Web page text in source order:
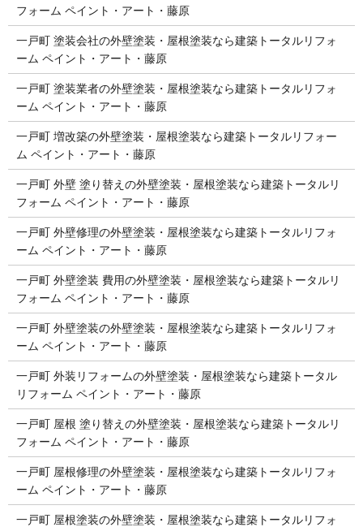
フォーム ペイント・アート・藤原
一戸町 塗装会社の外壁塗装・屋根塗装なら建築トータルリフォ
ーム ペイント・アート・藤原
一戸町 塗装業者の外壁塗装・屋根塗装なら建築トータルリフォ
ーム ペイント・アート・藤原
一戸町 増改築の外壁塗装・屋根塗装なら建築トータルリフォー
ム ペイント・アート・藤原
一戸町 外壁 塗り替えの外壁塗装・屋根塗装なら建築トータルリ
フォーム ペイント・アート・藤原
一戸町 外壁修理の外壁塗装・屋根塗装なら建築トータルリフォ
ーム ペイント・アート・藤原
一戸町 外壁塗装 費用の外壁塗装・屋根塗装なら建築トータルリ
フォーム ペイント・アート・藤原
一戸町 外壁塗装の外壁塗装・屋根塗装なら建築トータルリフォ
ーム ペイント・アート・藤原
一戸町 外装リフォームの外壁塗装・屋根塗装なら建築トータル
リフォーム ペイント・アート・藤原
一戸町 屋根 塗り替えの外壁塗装・屋根塗装なら建築トータルリ
フォーム ペイント・アート・藤原
一戸町 屋根修理の外壁塗装・屋根塗装なら建築トータルリフォ
ーム ペイント・アート・藤原
一戸町 屋根塗装の外壁塗装・屋根塗装なら建築トータルリフォ